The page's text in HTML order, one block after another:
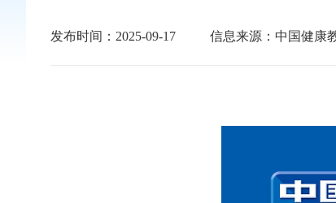
发布时间：2025-09-17 信息来源：中国健康